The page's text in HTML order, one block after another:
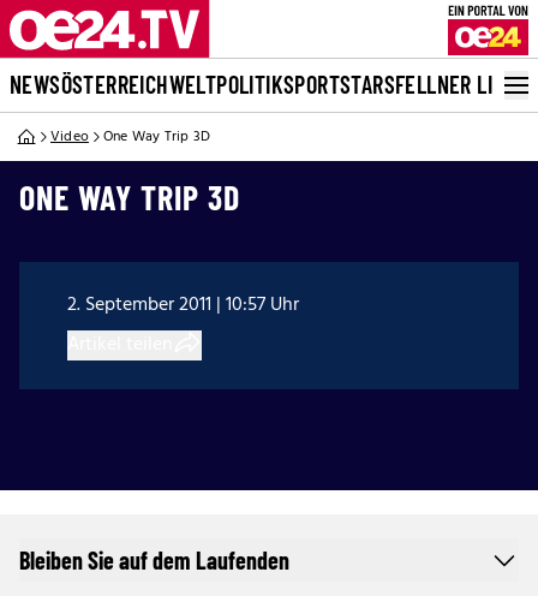
NEWSÖSTERREICHWELTPOLITIKSPORTSTARSFELLNER LIVE
Video One Way Trip 3D
ONE WAY TRIP 3D
2. September 2011 | 10:57 Uhr
Bleiben Sie auf dem Laufenden